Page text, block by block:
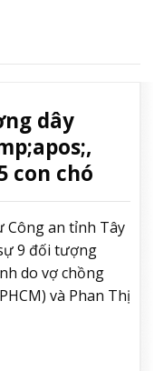
dây
con chó
Công an tỉnh Tây
9 đối tượng
do vợ chồng
và Phan Thị